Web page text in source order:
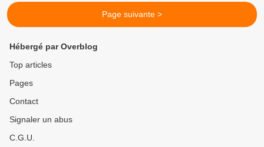
Page suivante >
Hébergé par Overblog
Top articles
Pages
Contact
Signaler un abus
C.G.U.